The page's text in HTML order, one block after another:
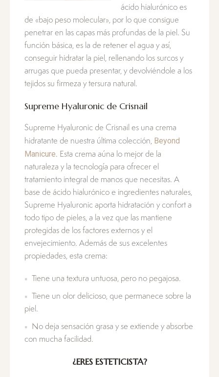
ácido hialurónico es
de «bajo peso molecular», por lo que consigue
penetrar en las capas más profundas de la piel. Su
función básica, es la de retener el agua y así,
conseguir hidratar la piel, rellenando los surcos y
arrugas que pueda presentar, y devolviéndole a los
tejidos su firmeza y tersura natural.
Supreme Hyaluronic de Crisnail
Supreme Hyaluronic de Crisnail es una crema
hidratante de nuestra última colección, Beyond
Manicure. Esta crema aúna lo mejor de la
naturaleza y la tecnología para ofrecer el
tratamiento integral de manos que necesitas. A
base de ácido hialurónico e ingredientes naturales,
Supreme Hyaluronic aporta hidratación y confort a
todo tipo de pieles, a la vez que las mantiene
protegidas de los factores externos y el
envejecimiento. Además de sus excelentes
propiedades, esta crema:
Tiene una textura untuosa, pero no pegajosa.
Tiene un olor delicioso, que permanece sobre la
piel.
No deja sensación grasa y se extiende y absorbe
con mucha facilidad.
¿ERES ESTETICISTA?